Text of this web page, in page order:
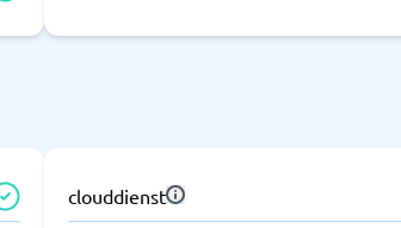
clouddienst